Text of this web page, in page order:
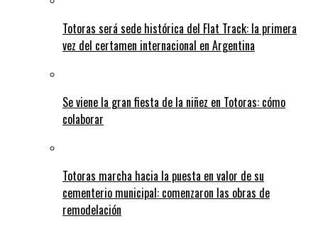
Totoras será sede histórica del Flat Track: la primera
vez del certamen internacional en Argentina
Se viene la gran fiesta de la niñez en Totoras: cómo
colaborar
Totoras marcha hacia la puesta en valor de su
cementerio municipal: comenzaron las obras de
remodelación